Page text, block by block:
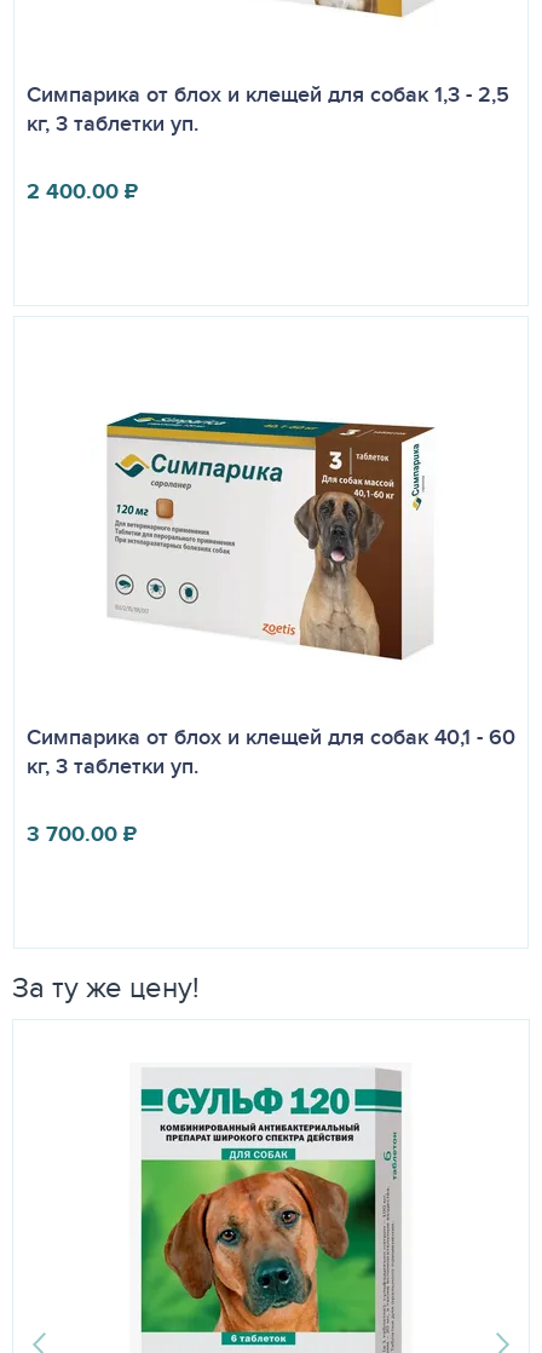
Симпарика от блох и клещей для собак 1,3 - 2,5
кг, 3 таблетки уп.
2 400.00₽
Симпарика от блох и клещей для собак 40,1 - 60
кг, 3 таблетки уп.
3 700.00₽
За ту же цену!